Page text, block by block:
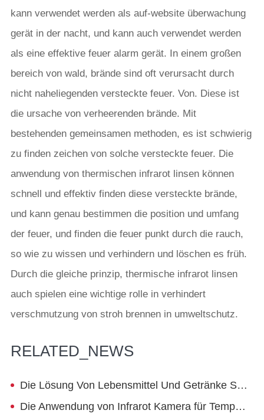
kann verwendet werden als auf-website überwachung
gerät in der nacht, und kann auch verwendet werden
als eine effektive feuer alarm gerät. In einem großen
bereich von wald, brände sind oft verursacht durch
nicht naheliegenden versteckte feuer. Von. Diese ist
die ursache von verheerenden brände. Mit
bestehenden gemeinsamen methoden, es ist schwierig
zu finden zeichen von solche versteckte feuer. Die
anwendung von thermischen infrarot linsen können
schnell und effektiv finden diese versteckte brände,
und kann genau bestimmen die position und umfang
der feuer, und finden die feuer punkt durch die rauch,
so wie zu wissen und verhindern und löschen es früh.
Durch die gleiche prinzip, thermische infrarot linsen
auch spielen eine wichtige rolle in verhindert
verschmutzung von stroh brennen in umweltschutz.
RELATED_NEWS
Die Lösung Von Lebensmittel Und Getränke Sicherheit Problem Erkannt Durch Thermische Imager
Die Anwendung von Infrarot Kamera für Temperatur Messung In die Forschung von Tumor Photothermischen Therapie